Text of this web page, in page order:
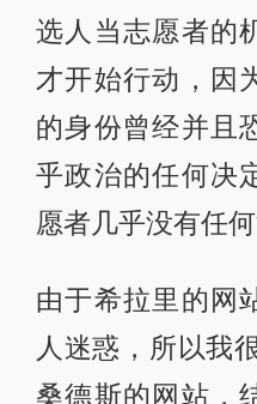
选人当志愿者的
才开始行动，因
的身份曾经并且
乎政治的任何决
愿者几乎没有任何
由于希拉里的网
人迷惑，所以我
桑德斯的网站，